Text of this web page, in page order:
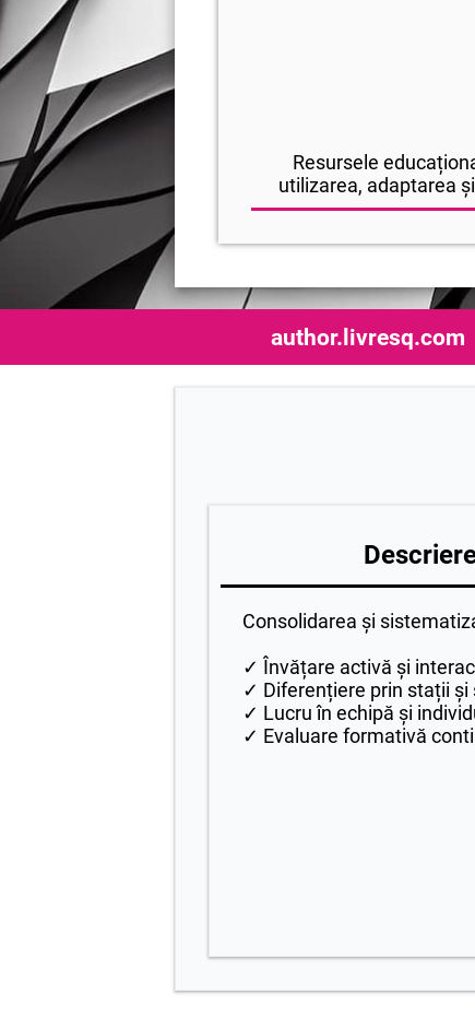
Resursele
utilizarea, adaptarea
author.livresq.com
Consolidarea și
✓ Învățare activă și
✓ Diferențiere prin stații și
✓ Lucru în echipă și
✓ Evaluare formativă